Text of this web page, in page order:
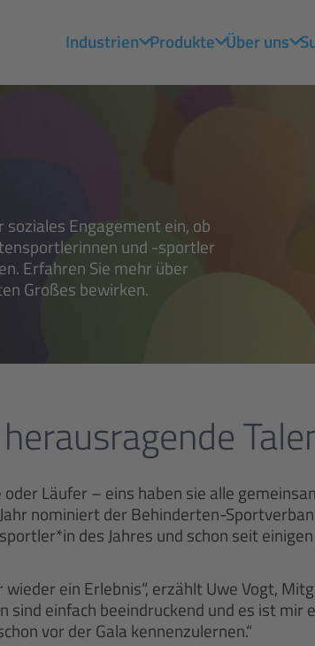
Industrien Produkte Über uns
Engagement ein, ob
und -sportler
Erfahren Sie mehr über
Großes bewirken.
Läufer – eins haben sie alle
nominiert der Behinderten-
des Jahres und schon seit
ein Erlebnis“, erzählt Uwe Vogt,
sind einfach beeindruckend und es ist mir
vor der Gala kennenzulernen.“